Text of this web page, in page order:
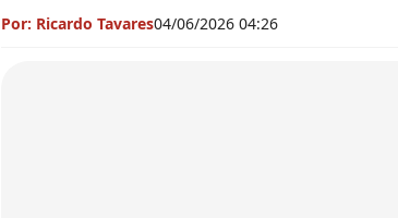
Por: Ricardo Tavares04/06/2026 04:26